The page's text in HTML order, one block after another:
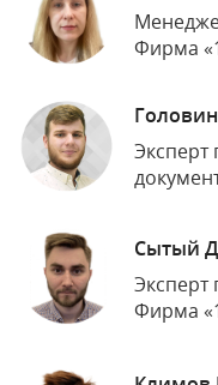
Фирма
Эксперт
Сытый
Фирма